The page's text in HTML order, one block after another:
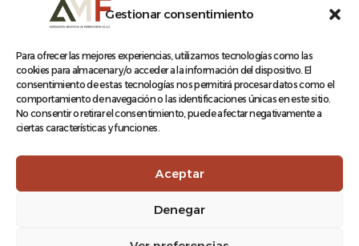
Gestionar consentimiento
Para ofrecer las mejores experiencias, utilizamos tecnologías como las
cookies para almacenar y/o acceder a la información del dispositivo. El
consentimiento de estas tecnologías nos permitirá procesar datos como el
comportamiento de navegación o las identificaciones únicas en este sitio.
No consentir o retirar el consentimiento, puede afectar negativamente a
ciertas características y funciones.
Aceptar
Denegar
Manuel María Contreras 133, Cuauhtémoc,